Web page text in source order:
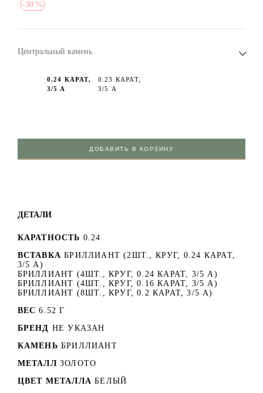
-30 %
Центральный камень
0.24 КАРАТ,
3/5 А
0.23 КАРАТ,
3/5 А
ДОБАВИТЬ В КОРЗИНУ
ДЕТАЛИ
КАРАТНОСТЬ 0.24
ВСТАВКА БРИЛЛИАНТ (2ШТ., КРУГ, 0.24 КАРАТ,
3/5 А)
БРИЛЛИАНТ (4ШТ., КРУГ, 0.24 КАРАТ, 3/5 А)
БРИЛЛИАНТ (4ШТ., КРУГ, 0.16 КАРАТ, 3/5 А)
БРИЛЛИАНТ (8ШТ., КРУГ, 0.2 КАРАТ, 3/5 А)
ВЕС 6.52 Г
БРЕНД НЕ УКАЗАН
КАМЕНЬ БРИЛЛИАНТ
МЕТАЛЛ ЗОЛОТО
ЦВЕТ МЕТАЛЛА БЕЛЫЙ